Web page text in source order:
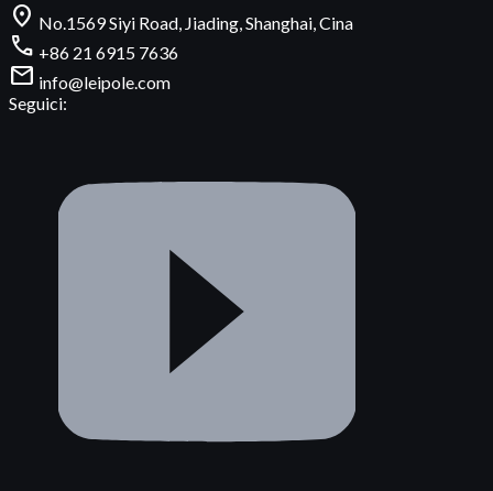
location_on No.1569 Siyi Road, Jiading, Shanghai, Cina
call +86 21 6915 7636
mail info@leipole.com
Seguici: